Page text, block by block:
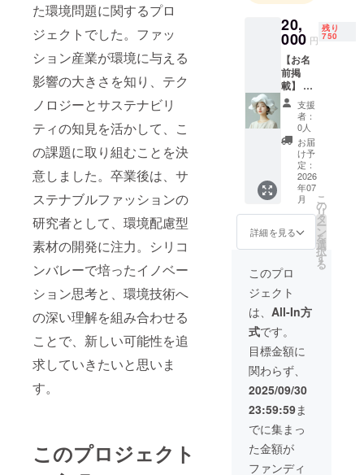
た環境問題に関するプロ
ジェクトでした。ファッ
ション産業が環境に与える
影響の大きさを知り、テク
ノロジーとサステナビリ
ティの知見を活かして、こ
の課題に取り組むことを決
意しました。卒業後は、サ
ステナブルファッションの
研究者として、環境配慮型
素材の開発に注力。シリコ
ンバレーで培ったイノベー
ション思考と、環境技術へ
の深い理解を組み合わせる
ことで、新しい可能性を追
求していきたいと思いま
す。
このプロジェクト
20,
000 円
残り
750
【お名
前掲
載】 自
社のHP
に、支
援者様
のお名
（ニッ
クネー
ム）を
掲載し
ます。
・掲載
期間：
2026年
1月1
日〜
2026年
12月30
日まで
の12ヶ
月間 ・
掲載方
法：文
字の
み、ロ
ゴ／バ
ナーの
掲載は
不可 ・
掲載サ
支援
者：
0人
お届
け予
定：
2026
年07
月
詳細を見る
こ
の
リ
タ
ー
ン
を
選
択
す
る
このプロ
ジェクト
は、 All-In方
式です。
目標金額に
関わらず、
2025/09/30
23:59:59ま
でに集まっ
た金額が
ファンディ